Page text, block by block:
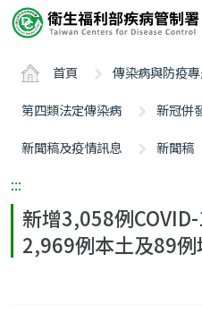
要
ALT+C
首頁 傳染病與防疫
第四類法定傳染病
新冠併
新聞稿及疫情訊息
新聞稿
:::
新增3,058例
2,969例本土及89例